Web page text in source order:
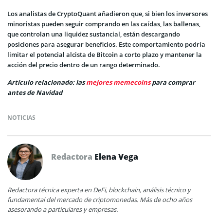
Los analistas de CryptoQuant añadieron que, si bien los inversores
minoristas pueden seguir comprando en las caídas, las ballenas,
que controlan una liquidez sustancial, están descargando
posiciones para asegurar beneficios. Este comportamiento podría
limitar el potencial alcista de Bitcoin a corto plazo y mantener la
acción del precio dentro de un rango determinado.
Artículo relacionado: lasmejores memecoinspara comprar
antes de Navidad
NOTICIAS
Redactora Elena Vega
Redactora técnica experta en DeFi, blockchain, análisis técnico y
fundamental del mercado de criptomonedas. Más de ocho años
asesorando a particulares y empresas.